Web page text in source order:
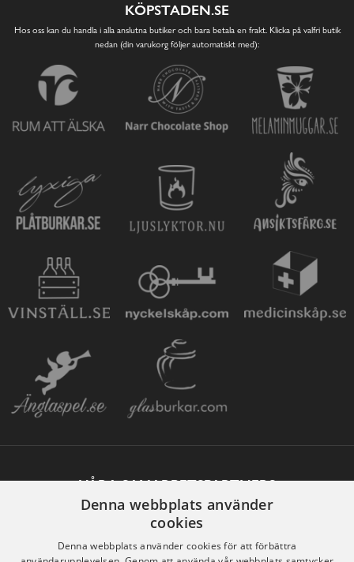
KÖPSTADEN.SE
Hos oss kan du handla i alla anslutna butiker och bara betala en frakt. Klicka på valfri butik
nedan (din varukorg följer automatiskt med):
VÅRA SAMARBETSPARTNERS
Denna webbplats använder
cookies
Denna webbplats använder cookies för att förbättra